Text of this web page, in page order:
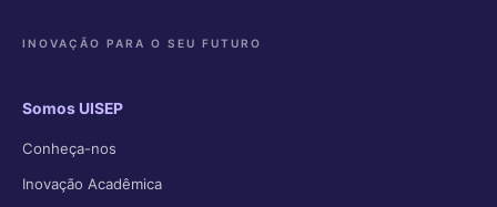
INOVAÇÃO PARA O SEU FUTURO
Somos UISEP
Conheça-nos
Inovação Acadêmica